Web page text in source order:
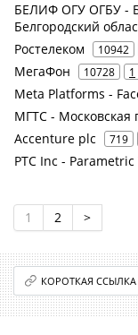
БЕЛИФ ОГУ ОГБУ -
Белгородский
Ростелеком 10942
МегаФон 10728 1
Meta Platforms -
МГТС - Московская
Accenture plc 719
PTC Inc -
1 2 >
КОРОТКАЯ ССЫЛКА